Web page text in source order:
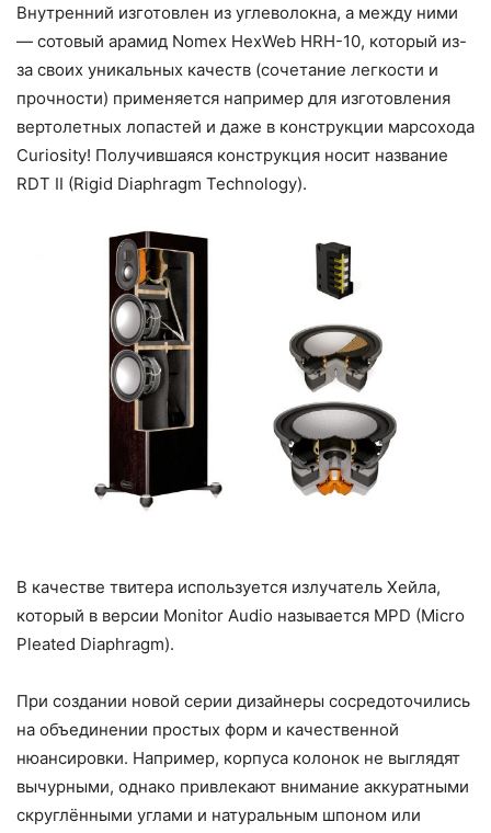
Внутренний изготовлен из углеволокна, а между ними
— сотовый арамид Nomex HexWeb HRH-10, который из-
за своих уникальных качеств (сочетание легкости и
прочности) применяется например для изготовления
вертолетных лопастей и даже в конструкции марсохода
Curiosity! Получившаяся конструкция носит название
RDT II (Rigid Diaphragm Technology).
В качестве твитера используется излучатель Хейла,
который в версии Monitor Audio называется MPD (Micro
Pleated Diaphragm).
При создании новой серии дизайнеры сосредоточились
на объединении простых форм и качественной
нюансировки. Например, корпуса колонок не выглядят
вычурными, однако привлекают внимание аккуратными
скруглёнными углами и натуральным шпоном или